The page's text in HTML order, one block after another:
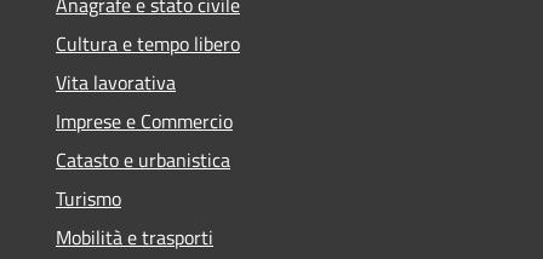
Cultura e tempo libero
Vita lavorativa
Imprese e Commercio
Catasto e urbanistica
Turismo
Mobilità e trasporti